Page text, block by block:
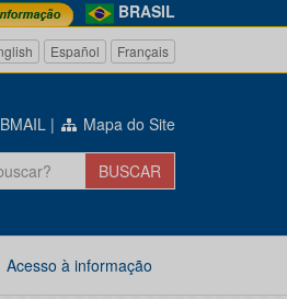
BRASIL
Español Français
| Mapa do Site
Acesso à informação